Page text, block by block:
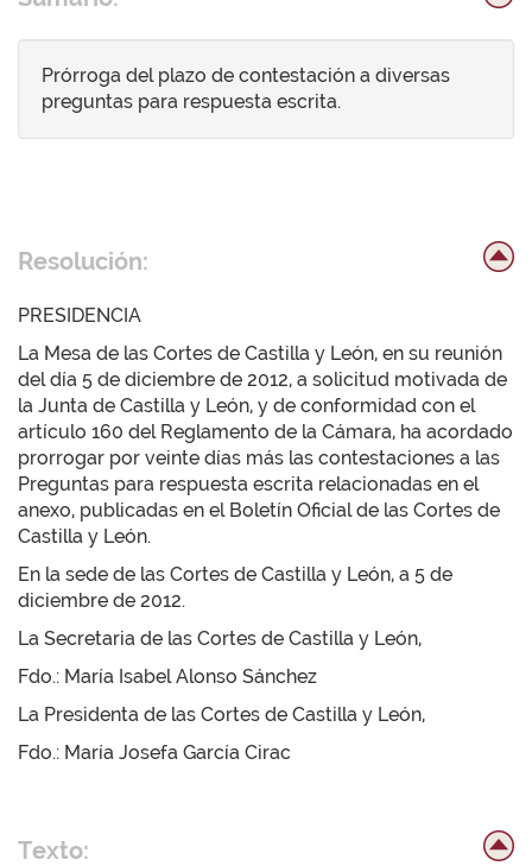
Prórroga del plazo de contestación a diversas
preguntas para respuesta escrita.
Resolución:
PRESIDENCIA
La Mesa de las Cortes de Castilla y León, en su reunión
del día 5 de diciembre de 2012, a solicitud motivada de
la Junta de Castilla y León, y de conformidad con el
artículo 160 del Reglamento de la Cámara, ha acordado
prorrogar por veinte días más las contestaciones a las
Preguntas para respuesta escrita relacionadas en el
anexo, publicadas en el Boletín Oficial de las Cortes de
Castilla y León.
En la sede de las Cortes de Castilla y León, a 5 de
diciembre de 2012.
La Secretaria de las Cortes de Castilla y León,
Fdo.: María Isabel Alonso Sánchez
La Presidenta de las Cortes de Castilla y León,
Fdo.: María Josefa García Cirac
Texto: